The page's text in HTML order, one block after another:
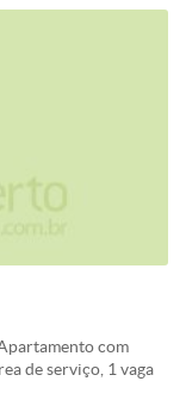
com
de serviço, 1 vaga